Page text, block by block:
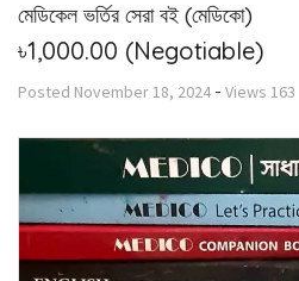
মেডিকেল ভর্তির সেরা বই (মেডিকো)
৳1,000.00 (Negotiable)
Posted November 18, 2024 - Views 163